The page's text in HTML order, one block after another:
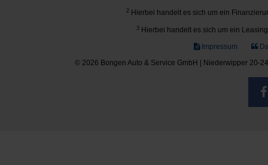
2 Hierbei handelt es sich um ein
3 Hierbei handelt es sich um ein
Impressum
© 2026 Bongen Auto & Service GmbH | Niederwipper 20-